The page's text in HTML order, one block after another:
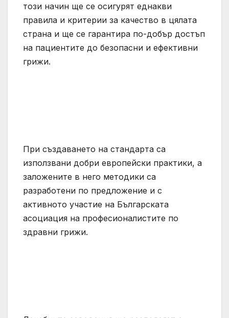
този начин ще се осигурят еднакви
правила и критерии за качество в цялата
страна и ще се гарантира по-добър достъп
на пациентите до безопасни и ефективни
грижи.
При създаването на стандарта са
използвани добри европейски практики, а
заложените в него методики са
разработени по предложение и с
активното участие на Българската
асоциация на професионалистите по
здравни грижи.